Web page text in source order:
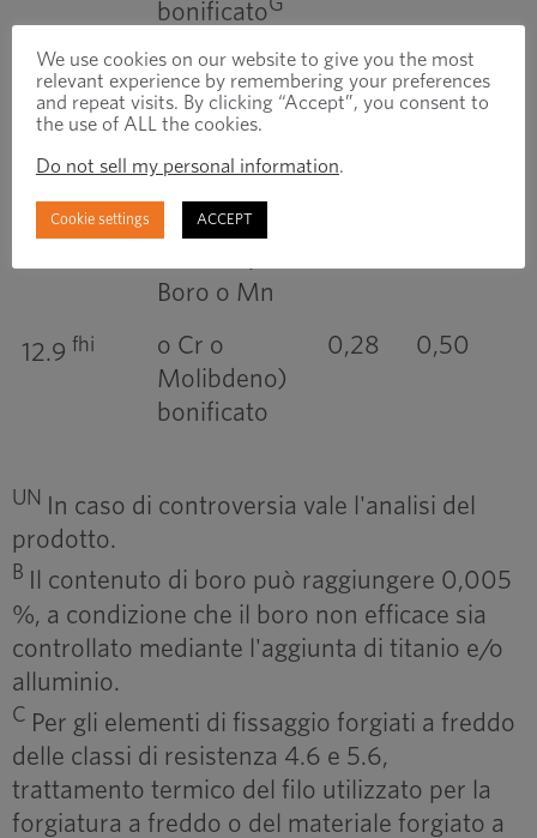
bonificato
12.9fhi
Acciaio
legato
bonificato
0,30 0,50
12.9
carbonio con
Boro o Mn
12.9 fhi
o Cr o
Molibdeno)
bonificato
0,28 0,50
UN
In caso di controversia vale l'analisi del
prodotto.
B
Il contenuto di boro può raggiungere 0,005
%, a condizione che il boro non efficace sia
controllato mediante l'aggiunta di titanio e/o
alluminio.
C Per gli elementi di fissaggio forgiati a freddo
delle classi di resistenza 4.6 e 5.6,
trattamento termico del filo utilizzato per la
forgiatura a freddo o del materiale forgiato a
We use cookies on our website to give you the most
relevant experience by remembering your preferences
and repeat visits. By clicking “Accept”, you consent to
the use of ALL the cookies.
Do not sell my personal information.
Cookie settings ACCEPT